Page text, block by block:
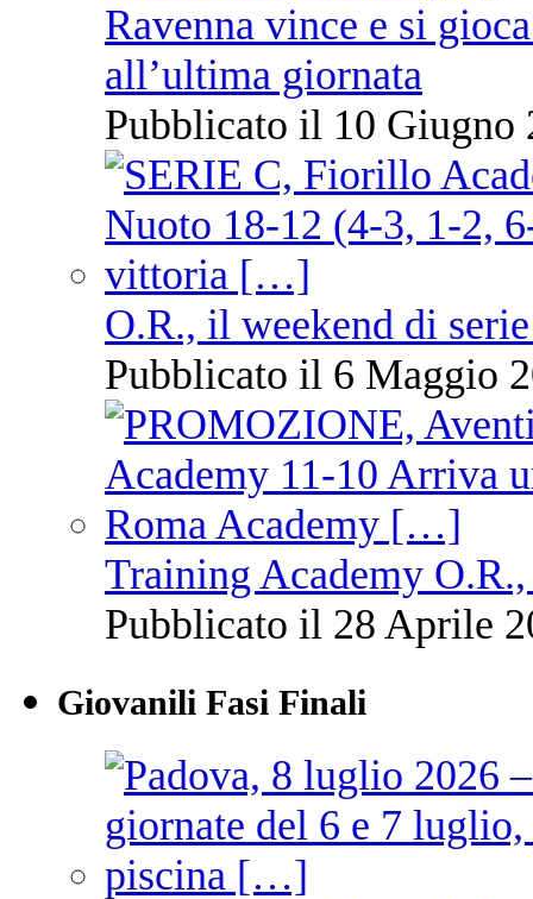
Ravenna vince e si
all’ultima giornata
Pubblicato il 10 Giugno
O.R., il weekend di
Pubblicato il 6 Maggio
Training Academy
Pubblicato il 28 Aprile
Giovanili Fasi Finali